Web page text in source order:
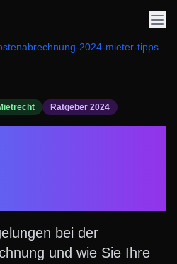
2024-mieter-tipps
Ratgeber 2024
bei der
und wie Sie Ihre